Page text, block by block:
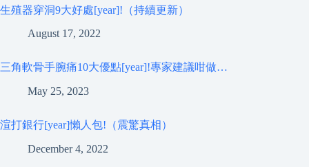
生殖器穿洞9大好處[year]!（持續更新）
August 17, 2022
三角軟骨手腕痛10大優點[year]!專家建議咁做…
May 25, 2023
渲打銀行[year]懶人包!（震驚真相）
December 4, 2022